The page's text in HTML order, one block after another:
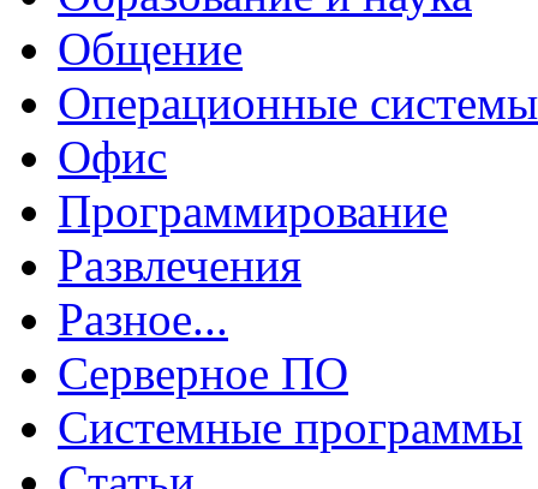
Общение
Операционные системы
Офис
Программирование
Развлечения
Разное...
Серверное ПО
Системные программы